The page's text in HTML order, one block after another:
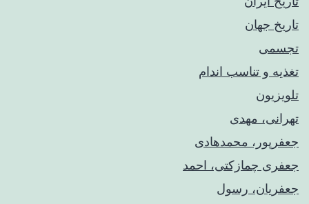
تاریخ جهان
تجسمی
تغذیه و تناسب اندام
تلویزیون
تهرانی، مهدی
جعفرپور، محمدهادی
جعفری چمازکتی، احمد
جعفریان، رسول